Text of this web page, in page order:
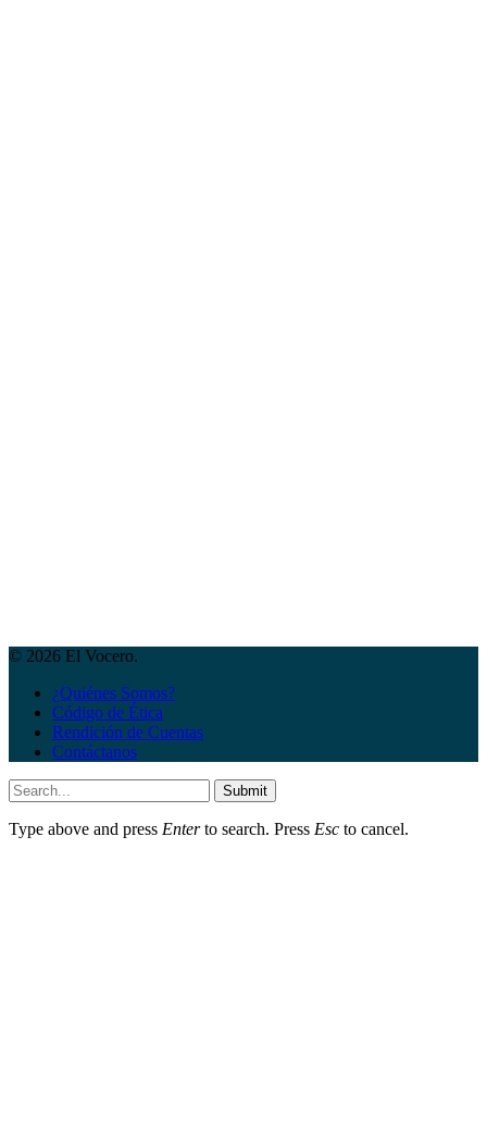
© 2026 El Vocero.
¿Quiénes Somos?
Código de Ética
Rendición de Cuentas
Contáctanos
Submit
Type above and press Enterto search. Press Esc to cancel.